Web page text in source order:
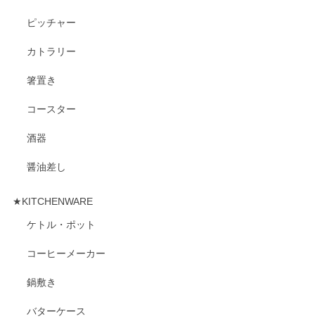
ピッチャー
カトラリー
箸置き
コースター
酒器
醤油差し
★KITCHENWARE
ケトル・ポット
コーヒーメーカー
鍋敷き
バターケース